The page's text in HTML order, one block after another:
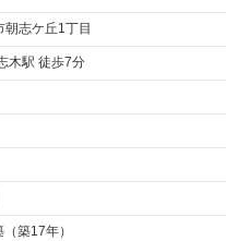
朝志ケ丘1丁目
木駅 徒歩7分
築17年）